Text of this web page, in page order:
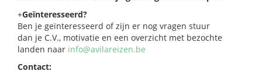
+Geïnteresseerd?
Ben je geïnteresseerd of zijn er nog vragen stuur
dan je C.V., motivatie en een overzicht met bezochte
landen naar info@avilareizen.be
Contact: